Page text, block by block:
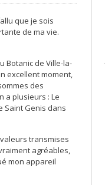
que je sois
de ma vie.
Botanic de Ville-la-
excellent moment,
des
a plusieurs : Le
Saint Genis dans
transmises
agréables,
mon appareil